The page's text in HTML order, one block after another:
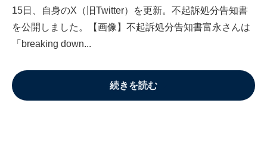
15日、自身のX（旧Twitter）を更新。不起訴処分告知書
を公開しました。【画像】不起訴処分告知書富永さんは
「breaking down...
続きを読む